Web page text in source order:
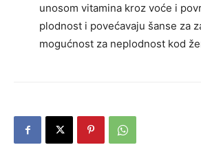
unosom vitamina kroz voće i
plodnost i povećavaju šanse za
mogućnost za neplodnost kod